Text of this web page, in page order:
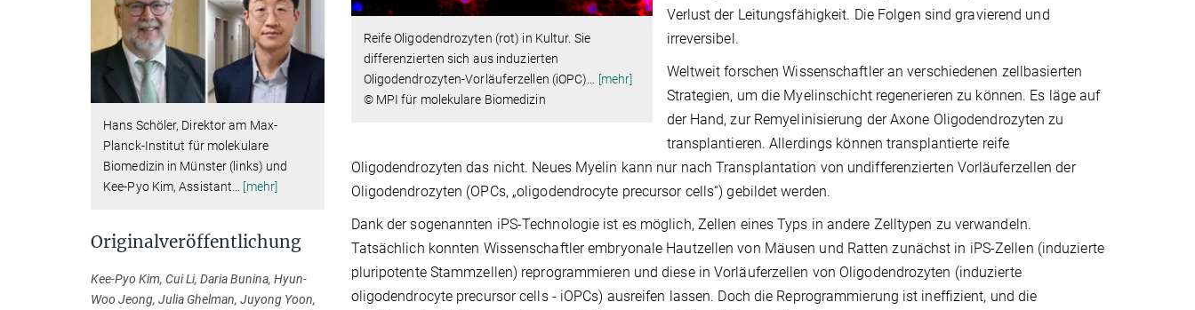
Reife Oligodendrozyten (rot) in Kultur. Sie
differenzierten sich aus induzierten
Oligodendrozyten-Vorläuferzellen (iOPC)… [mehr]
© MPI für molekulare Biomedizin
Verlust der Leitungsfähigkeit. Die Folgen sind gravierend und
irreversibel.
Weltweit forschen Wissenschaftler an verschiedenen zellbasierten
Strategien, um die Myelinschicht regenerieren zu können. Es läge auf
der Hand, zur Remyelinisierung der Axone Oligodendrozyten zu
transplantieren. Allerdings können transplantierte reife
Oligodendrozyten das nicht. Neues Myelin kann nur nach Transplantation von undifferenzierten Vorläuferzellen der
Oligodendrozyten (OPCs, „oligodendrocyte precursor cells“) gebildet werden.
Dank der sogenannten iPS-Technologie ist es möglich, Zellen eines Typs in andere Zelltypen zu verwandeln.
Tatsächlich konnten Wissenschaftler embryonale Hautzellen von Mäusen und Ratten zunächst in iPS-Zellen (induzierte
pluripotente Stammzellen) reprogrammieren und diese in Vorläuferzellen von Oligodendrozyten (induzierte
oligodendrocyte precursor cells - iOPCs) ausreifen lassen. Doch die Reprogrammierung ist ineffizient, und die
Hans Schöler, Direktor am Max-
Planck-Institut für molekulare
Biomedizin in Münster (links) und
Kee-Pyo Kim, Assistant… [mehr]
Originalveröffentlichung
Kee-Pyo Kim, Cui Li, Daria Bunina, Hyun-
Woo Jeong, Julia Ghelman, Juyong Yoon,